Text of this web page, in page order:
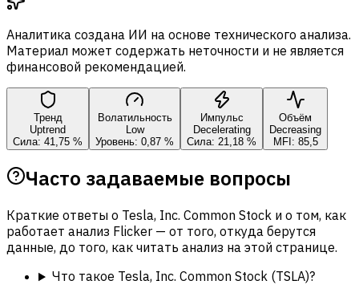
Аналитика создана ИИ на основе технического анализа.
Материал может содержать неточности и не является
финансовой рекомендацией.
Тренд
Uptrend
Сила: 41,75 %
Волатильность
Low
Уровень: 0,87 %
Импульс
Decelerating
Сила: 21,18 %
Объём
Decreasing
MFI: 85,5
Часто задаваемые вопросы
Краткие ответы о Tesla, Inc. Common Stock и о том, как
работает анализ Flicker — от того, откуда берутся
данные, до того, как читать анализ на этой странице.
Что такое Tesla, Inc. Common Stock (TSLA)?